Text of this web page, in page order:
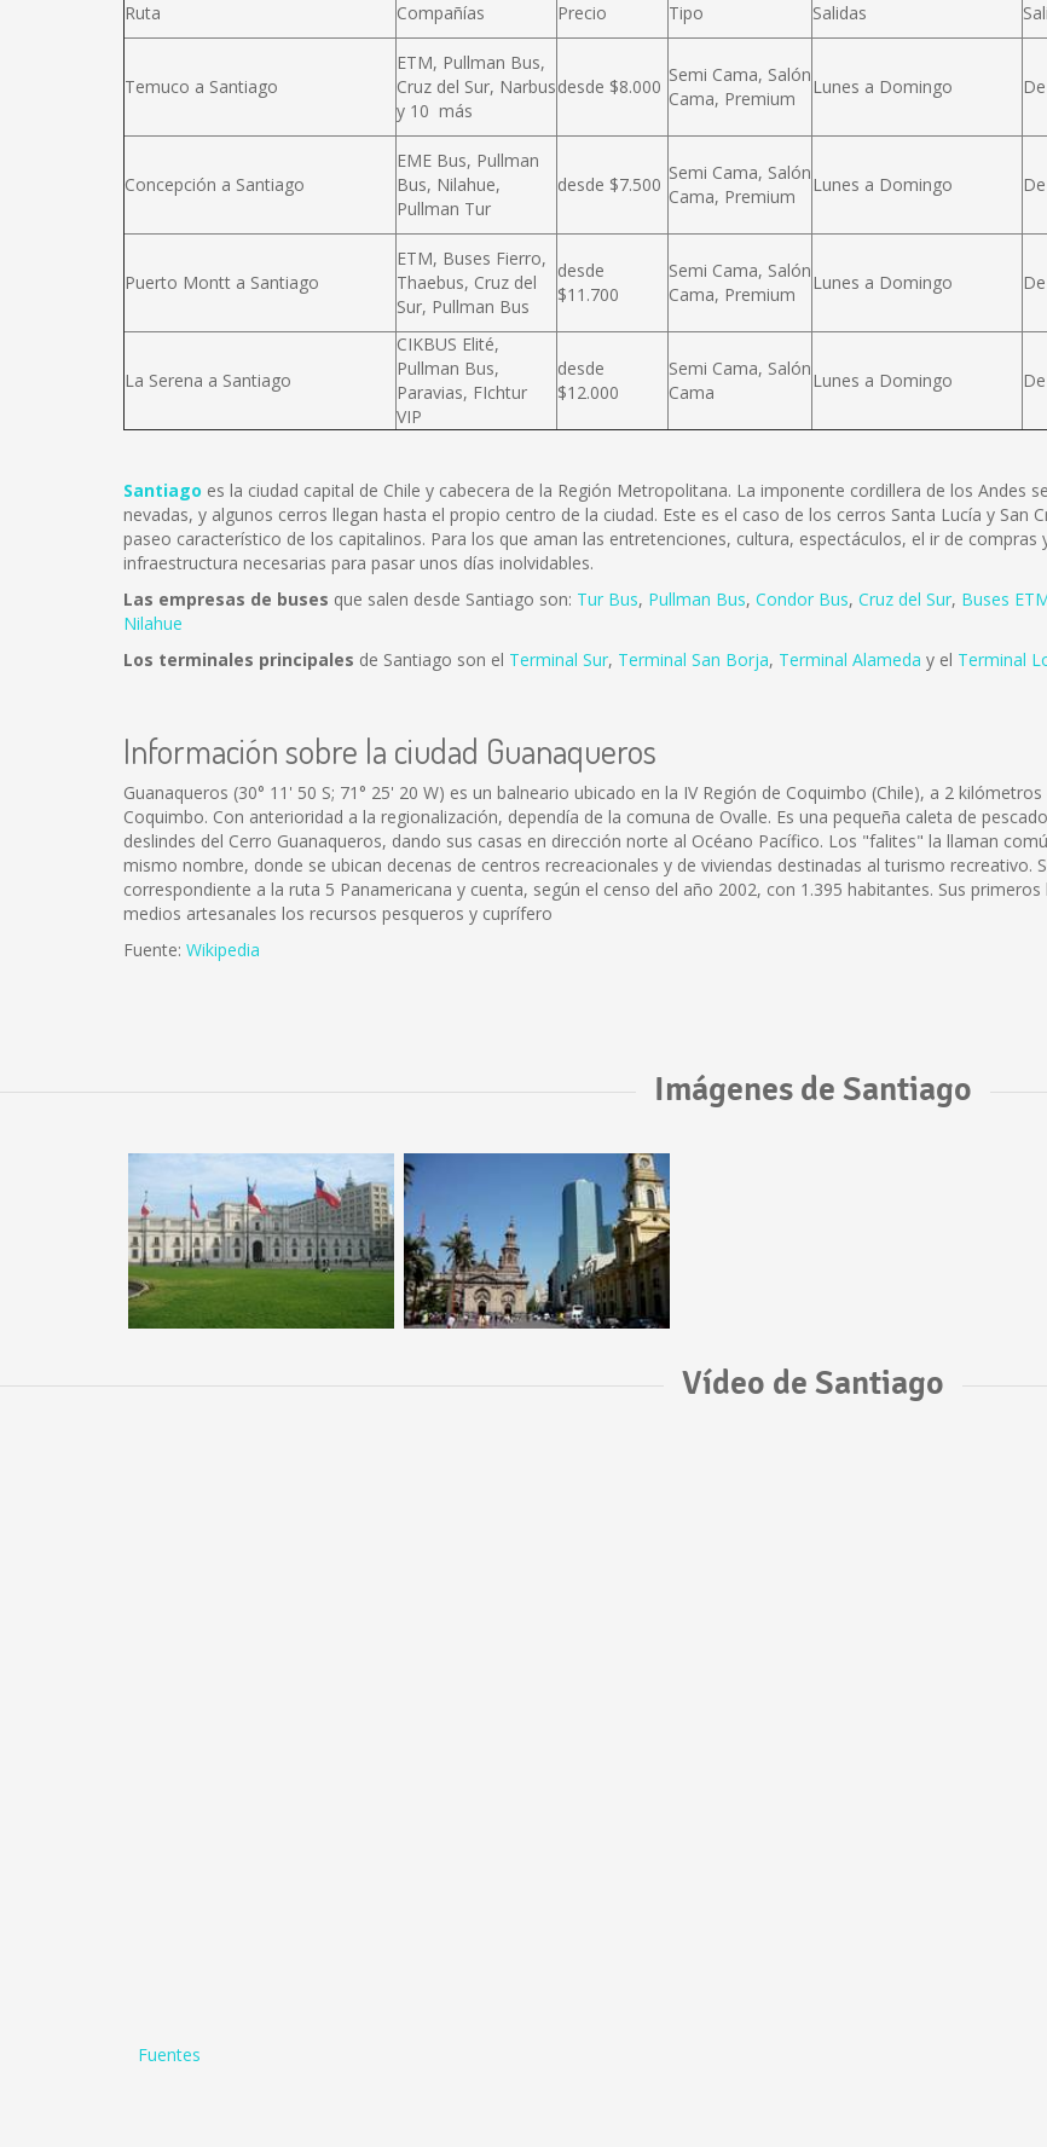
Ruta Compañías Precio Tipo Salidas
Temuco a Santiago
ETM, Pullman Bus,
Cruz del Sur, Narbus
y 10 más
desde $8.000
Semi Cama, Salón
Cama, Premium
Lunes a Domingo
Concepción a Santiago
EME Bus, Pullman
Bus, Nilahue,
Pullman Tur
desde $7.500
Semi Cama, Salón
Cama, Premium
Lunes a Domingo
Puerto Montt a Santiago
ETM, Buses Fierro,
Thaebus, Cruz del
Sur, Pullman Bus
desde
$11.700
Semi Cama, Salón
Cama, Premium
Lunes a Domingo
La Serena a Santiago
CIKBUS Elité,
Pullman Bus,
Paravias, FIchtur
VIP
desde
$12.000
Semi Cama, Salón
Cama
Lunes a Domingo
Santiago es la ciudad capital de Chile y cabecera de la Región Metropolitana. La imponente cordillera de los Andes
nevadas, y algunos cerros llegan hasta el propio centro de la ciudad. Este es el caso de los cerros Santa Lucía y San
paseo característico de los capitalinos. Para los que aman las entretenciones, cultura, espectáculos, el ir de
infraestructura necesarias para pasar unos días inolvidables.
Las empresas de buses que salen desde Santiago son: Tur Bus, Pullman Bus, Condor Bus, Cruz del Sur, Buses
Nilahue
Los terminales principales de Santiago son el Terminal Sur, Terminal San Borja, Terminal Alameda y el Terminal
Información sobre la ciudad Guanaqueros
Guanaqueros (30° 11' 50 S; 71° 25' 20 W) es un balneario ubicado en la IV Región de Coquimbo (Chile), a 2
Coquimbo. Con anterioridad a la regionalización, dependía de la comuna de Ovalle. Es una pequeña caleta de
deslindes del Cerro Guanaqueros, dando sus casas en dirección norte al Océano Pacífico. Los "falites" la llaman
mismo nombre, donde se ubican decenas de centros recreacionales y de viviendas destinadas al turismo recreativo.
correspondiente a la ruta 5 Panamericana y cuenta, según el censo del año 2002, con 1.395 habitantes. Sus
medios artesanales los recursos pesqueros y cuprífero
Fuente: Wikipedia
Imágenes de Santiago
Vídeo de Santiago
Fuentes